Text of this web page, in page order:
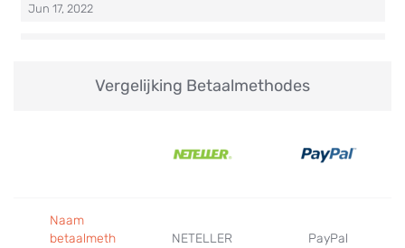
Jun 17, 2022
Jun 03, 2022
Vergelijking Betaalmethodes
Naam
betaalmeth
NETELLER PayPal